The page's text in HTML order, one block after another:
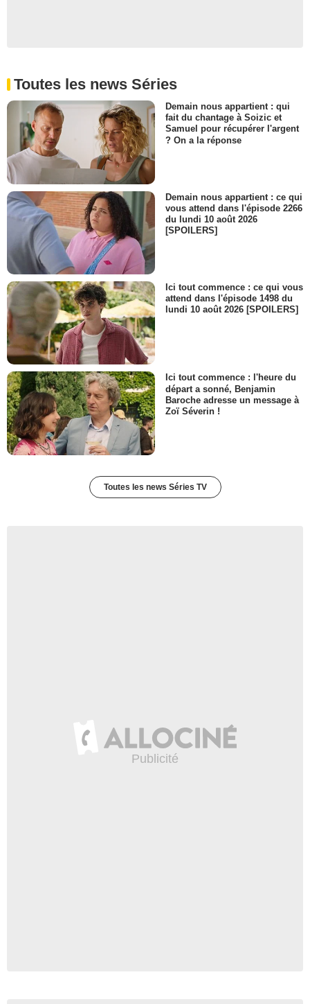
Toutes les news Séries
Demain nous appartient : qui
fait du chantage à Soizic et
Samuel pour récupérer l'argent
? On a la réponse
Demain nous appartient : ce qui
vous attend dans l'épisode 2266
du lundi 10 août 2026
[SPOILERS]
Ici tout commence : ce qui vous
attend dans l'épisode 1498 du
lundi 10 août 2026 [SPOILERS]
Ici tout commence : l'heure du
départ a sonné, Benjamin
Baroche adresse un message à
Zoï Séverin !
Toutes les news Séries TV